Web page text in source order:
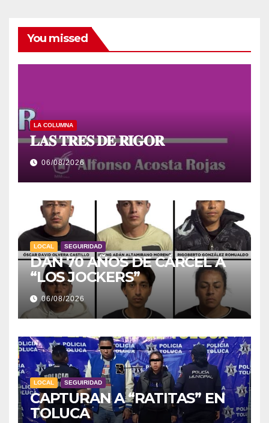
You missed
LA COLUMNA
𝐋𝐀𝐒 𝐓𝐑𝐄𝐒 𝐃𝐄 𝐑𝐈𝐆𝐎𝐑
06/08/2026
LOCAL SEGUIRIDAD
DAN 70 AÑOS DE CÁRCEL A
“LOS JOCKERS”
06/08/2026
LOCAL SEGUIRIDAD
CAPTURAN A “RATITAS” EN
TOLUCA